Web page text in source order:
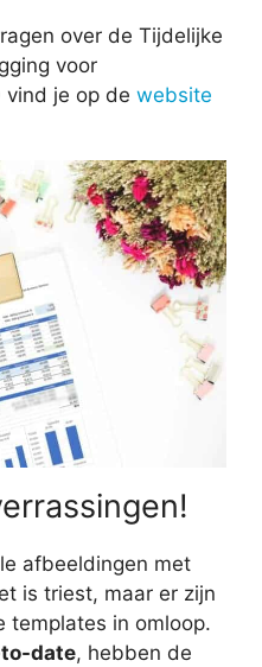
over de Tijdelijke
voor
vind je op de website
afbeeldingen met
is triest, maar er zijn
templates in omloop.
to-date, hebben de